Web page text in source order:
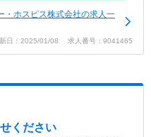
・ホスピス株式会社の求人一
日：2025/01/08 求人番号：9041465
ください